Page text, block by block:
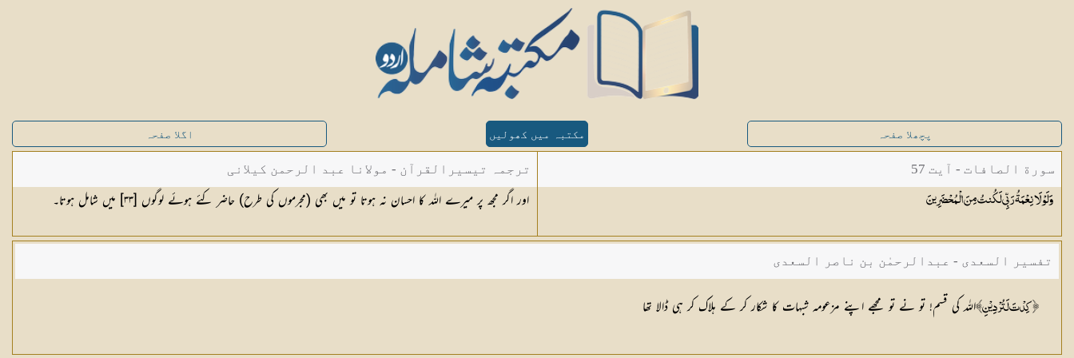
پچھلا صفحہ مکتبہ میں کھولیں اگلا صفحہ
سورة الصافات - آیت 57
وَلَوْلَا نِعْمَةُ رَبِّي لَكُنتُ مِنَالْمُحْضَرِينَ
ترجمہ تیسیرالقرآن - مولانا عبد الرحمن کیلانی
اور اگر مجھ پر میرے اللہ کا احسان نہ ہوتا تو میں بھی (مجرموں کی طرح) حاضر کئے ہوئے لوگوں [٣٣] میں شامل ہوتا۔
تفسیر السعدی - عبدالرحمٰن بن ناصر السعدی
﴿كِدْتَ لَتُرْدِيْنِ﴾اللہ کی قسم! تو نے تو مجھے اپنے مزعومہ شبہات کا شکار کر کے ہلاک کر ہی ڈالا تھا